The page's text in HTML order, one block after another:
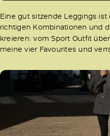
Eine gut sitzende Leggings
richtigen Kombinationen und
kreieren: vom Sport Outfit
meine vier Favourites und